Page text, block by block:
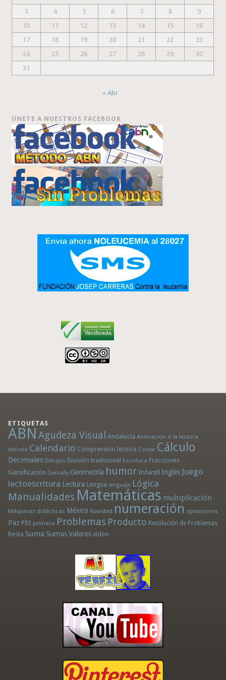
3
4 5 6 7 8
9
10
11 12 13 14 15
16
17
18 19 20 21 22
23
24
25 26 27 28 29
30
31
« Abr
ÚNETE A NUESTROS FACEBOOK
ETIQUETAS
ABN Agudeza Visual Andalucía Animación a la lectura
Artículo Calendario Comprensión lectora Contar Cálculo
Decimales Dibujos División tradicional Escritura Fracciones
Gamificación Genially Geometría humor Infantil Inglés Juego
lectoescritura Lectura Lengua lenguaje Lógica
Manualidades Matemáticas multiplicación
Máquinas didácticas México Navidad numeración operaciones
Paz PDI primaria Problemas Producto Resolución de Problemas
Resta Suma Sumas Valores vídeo